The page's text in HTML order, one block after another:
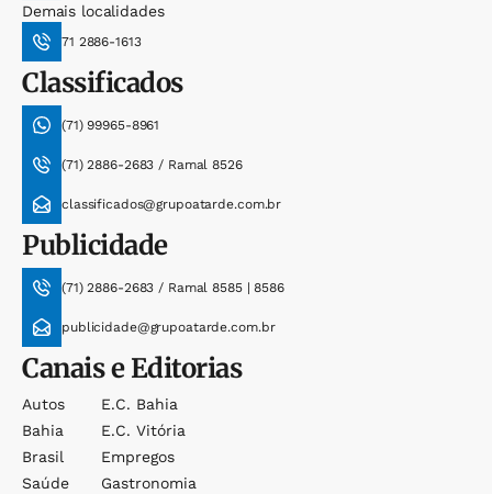
Demais localidades
71 2886-1613
Classificados
(71) 99965-8961
(71) 2886-2683 / Ramal 8526
classificados@grupoatarde.com.br
Publicidade
(71) 2886-2683 / Ramal 8585 | 8586
publicidade@grupoatarde.com.br
Canais e Editorias
Autos
Bahia
Brasil
Saúde
E.c. Bahia
E.c. Vitória
Empregos
Gastronomia